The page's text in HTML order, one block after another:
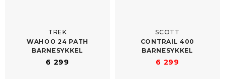
TREK
WAHOO 24 PATH
BARNESYKKEL
6 299
SCOTT
CONTRAIL 400
BARNESYKKEL
6 299